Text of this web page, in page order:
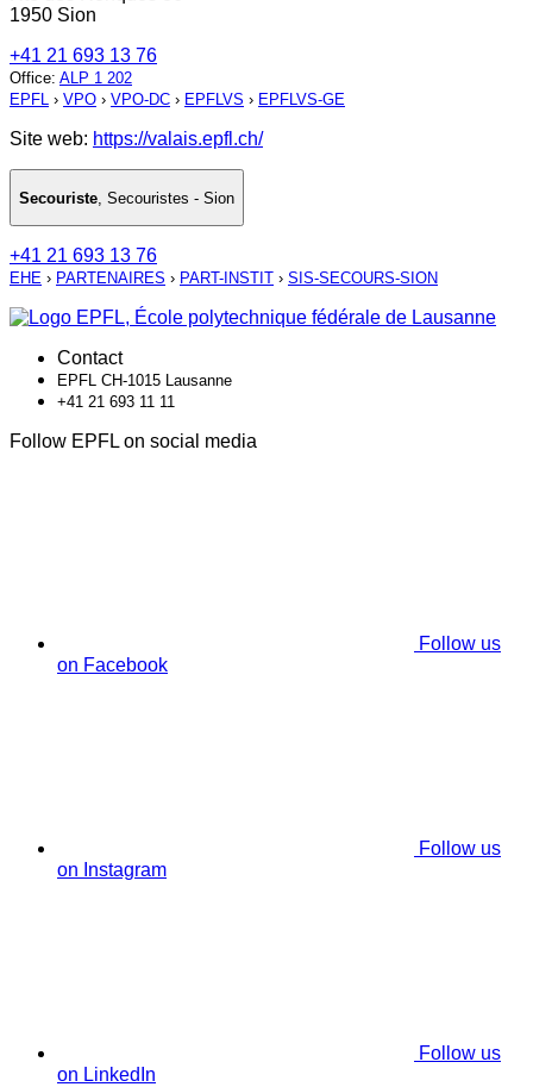
1950 Sion
+41 21 693 13 76
Office: ALP 1 202
EPFL › VPO › VPO-DC › EPFLVS › EPFLVS-GE
Site web: https://valais.epfl.ch/
Secouriste Secouristes - Sion
+41 21 693 13 76
EHE › PARTENAIRES › PART-INSTIT › SIS-SECOURS-SION
Contact
EPFL CH-1015 Lausanne
+41 21 693 11 11
Follow EPFL on social media
Follow us
on Facebook
Follow us
on Instagram
Follow us
on LinkedIn